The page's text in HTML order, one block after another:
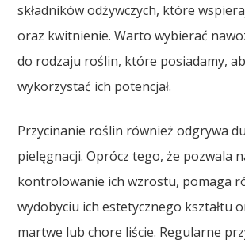
składników odżywczych, które
oraz kwitnienie. Warto wybierać
do rodzaju roślin, które posiadamy,
wykorzystać ich potencjał.
Przycinanie roślin również odgrywa
pielęgnacji. Oprócz tego, że pozwala
kontrolowanie ich wzrostu, pomaga
wydobyciu ich estetycznego kształtu
martwe lub chore liście. Regularne